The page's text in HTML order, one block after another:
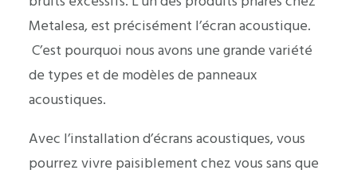
Metalesa, est précisément l’écran acoustique.
C’est pourquoi nous avons une grande variété
de types et de modèles de panneaux
acoustiques.
Avec l’installation d’écrans acoustiques, vous
pourrez vivre paisiblement chez vous sans que